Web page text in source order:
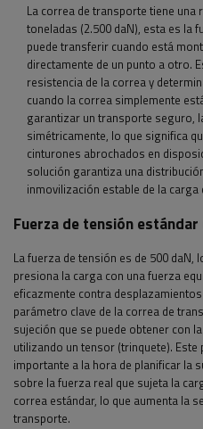
La correa de transporte tiene una
toneladas (2.500 daN), esta es la
puede transferir cuando está
directamente de un punto a otro.
resistencia de la correa y
cuando la correa simplemente
garantizar un transporte seguro,
simétricamente, lo que significa
cinturones abrochados en
solución garantiza una
inmovilización estable de la
Fuerza de tensión estándar
La fuerza de tensión es de 500 daN,
presiona la carga con una fuerza
eficazmente contra
parámetro clave de la correa de
sujeción que se puede obtener con
utilizando un tensor (trinquete).
importante a la hora de planificar la
sobre la fuerza real que sujeta la
correa estándar, lo que aumenta la
transporte.